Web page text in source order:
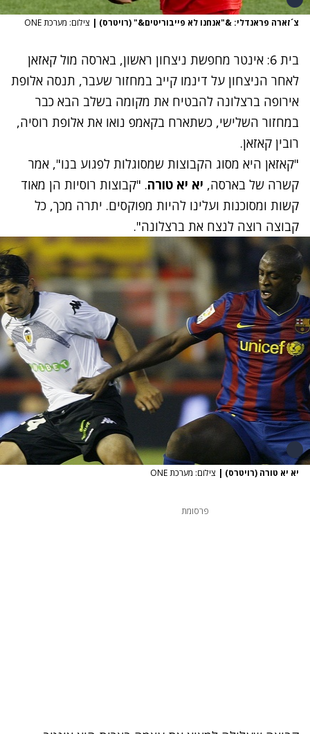
צ´זארה פראנדלי: &"אנחנו לא פייבוריטים&" (רויטרס) | צילום: מערכת ONE
בית 6: אינטר מחפשת ניצחון ראשון, בארסה מול קאזאן
לאחר הניצחון על דינמו קייב במחזור שעבר, תנסה אלופת
אירופה ברצלונה להבטיח את מקומה בשלב הבא כבר
במחזור השלישי, כשתארח בקאמפ נואו את אלופת רוסיה,
רובין קאזאן.
"קאזאן היא מסוג הקבוצות שמסוגלות לפגוע בנו", אמר
קשרה של בארסה, יא יא טורה. "קבוצות רוסיות הן מאוד
קשות ומסוכנות ועלינו להיות מפוקסים. יתרה מכך, כל
קבוצה רוצה לנצח את ברצלונה".
יא יא טורה (רויטרס) | צילום: מערכת ONE
פרסומת